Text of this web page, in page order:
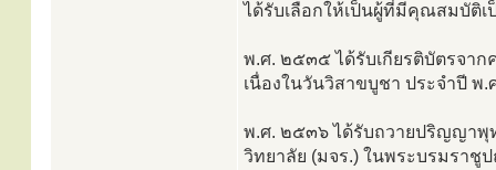
ได้รับเลือกให้เป็นผู้ที่มีคุณสมบัติ
พ.ศ. ๒๕๓๕ ได้รับเกียรติบัตรจาก
เนื่องในวันวิสาขบูชา ประจำปี พ
พ.ศ. ๒๕๓๖ ได้รับถวายปริญญา
วิทยาลัย (มจร.) ในพระบรมรา